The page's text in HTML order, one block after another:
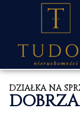
DZIAŁKA NA